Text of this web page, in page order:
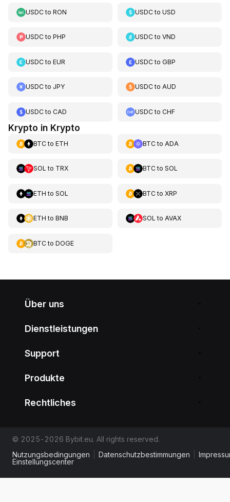
USDCto RON USDCtoUSD
USDCto PHP USDCtoVND
USDCto EUR USDCtoGBP
USDCto JPY USDCtoAUD
USDCto CAD USDCtoCHF
Krypto in Krypto
BTCto ETH BTCto ADA
SOL to TRX BTCto SOL
ETH to SOL BTCto XRP
ETH to BNB SOL to AVAX
BTCto DOGE
Über uns
Dienstleistungen
Support
Produkte
Rechtliches
© 2025-2026 Bybit.eu. All rights reserved.
Nutzungsbedingungen
Datenschutzbestimmungen
Einstellungscenter